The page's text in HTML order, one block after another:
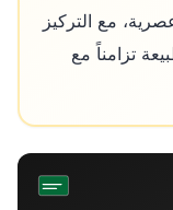
مع التركيز
تزامناً مع